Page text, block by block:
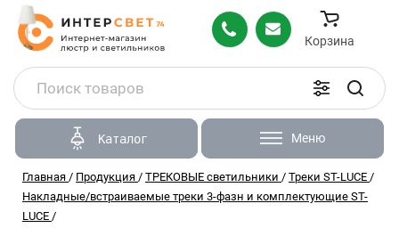
Корзина
Каталог Меню
Главная / Продукция / ТРЕКОВЫЕ светильники / Треки ST-LUCE /
Накладные/встраиваемые треки 3-фазн и комплектующие ST-
LUCE /